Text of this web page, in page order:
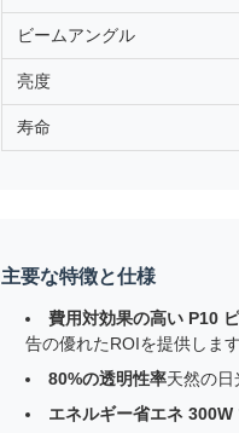
ビームアングル
亮度
寿命
主要な特徴と仕様
費用対効果の高い P10
告の優れたROIを提供します.
80%の透明性率天然の
エネルギー省エネ